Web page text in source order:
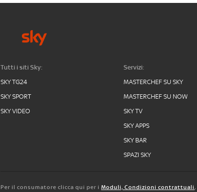
Tutti i siti Sky:
SKY TG24
SKY SPORT
SKY VIDEO
Servizi:
MASTERCHEF SU SKY
MASTERCHEF SU NOW
SKY TV
SKY APPS
SKY BAR
SPAZI SKY
Per il consumatore clicca qui per i Moduli, Condizioni contrattuali,